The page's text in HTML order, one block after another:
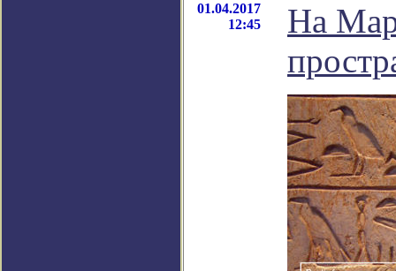
01.04.2017
12:45
На